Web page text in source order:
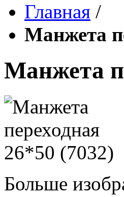
Главная /
Манжета
Манжета
Больше